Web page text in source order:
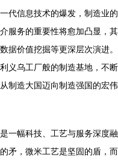
代信息技术的爆发，制造业的
服务的重要性将愈加凸显，其
据价值挖掘等更深层次演进。
义乌工厂般的制造基地，不断
制造大国迈向制造强国的宏伟
一幅科技、工艺与服务深度融
矛，微米工艺是坚固的盾，而